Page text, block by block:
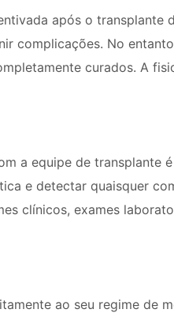
após o transplante
complicações. No
curados. A
a equipe de transplante
e detectar quaisquer
clínicos, exames
ao seu regime de